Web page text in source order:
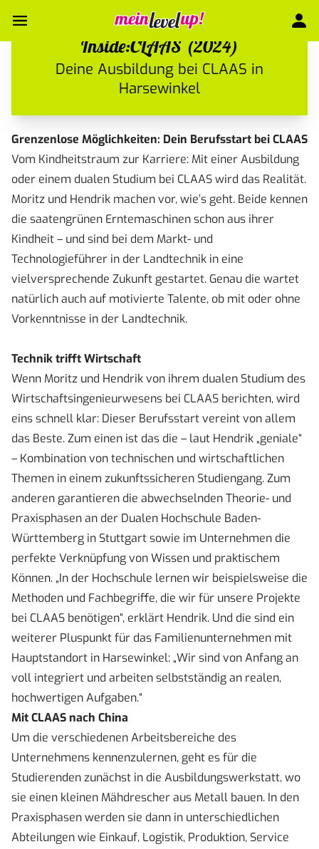
Inside:CLAAS (2024)
Deine Ausbildung bei CLAAS in
Harsewinkel
Grenzenlose Möglichkeiten: Dein Berufsstart bei CLAAS
Vom Kindheitstraum zur Karriere: Mit einer Ausbildung
oder einem dualen Studium bei CLAAS wird das Realität.
Moritz und Hendrik machen vor, wie’s geht. Beide kennen
die saatengrünen Erntemaschinen schon aus ihrer
Kindheit – und sind bei dem Markt- und
Technologieführer in der Landtechnik in eine
vielversprechende Zukunft gestartet. Genau die wartet
natürlich auch auf motivierte Talente, ob mit oder ohne
Vorkenntnisse in der Landtechnik.
Technik trifft Wirtschaft
Wenn Moritz und Hendrik von ihrem dualen Studium des
Wirtschaftsingenieurwesens bei CLAAS berichten, wird
eins schnell klar: Dieser Berufsstart vereint von allem
das Beste. Zum einen ist das die – laut Hendrik „geniale“
– Kombination von technischen und wirtschaftlichen
Themen in einem zukunfts­sicheren Studiengang. Zum
anderen garantieren die abwechselnden Theorie- und
Praxisphasen an der Dualen Hochschule Baden-
Württemberg in Stuttgart sowie im Unternehmen die
perfekte Verknüpfung von Wissen und praktischem
Können. „In der Hochschule lernen wir beispielsweise die
Methoden und Fachbegriffe, die wir für unsere Projekte
bei CLAAS benötigen“, erklärt Hendrik. Und die sind ein
weiterer Pluspunkt für das Familienunternehmen mit
Hauptstandort in Harsewinkel: „Wir sind von Anfang an
voll integriert und arbeiten selbstständig an realen,
hochwertigen Aufgaben.“
Mit CLAAS nach China
Um die verschiedenen Arbeitsbereiche des
Unternehmens kennenzulernen, geht es für die
Studierenden zunächst in die Ausbildungswerkstatt, wo
sie einen kleinen Mähdrescher aus Metall bauen. In den
Praxisphasen werden sie dann in unterschiedlichen
Abteilungen wie Einkauf, Logistik, Produktion, Service